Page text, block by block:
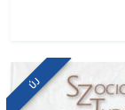
ÚJ